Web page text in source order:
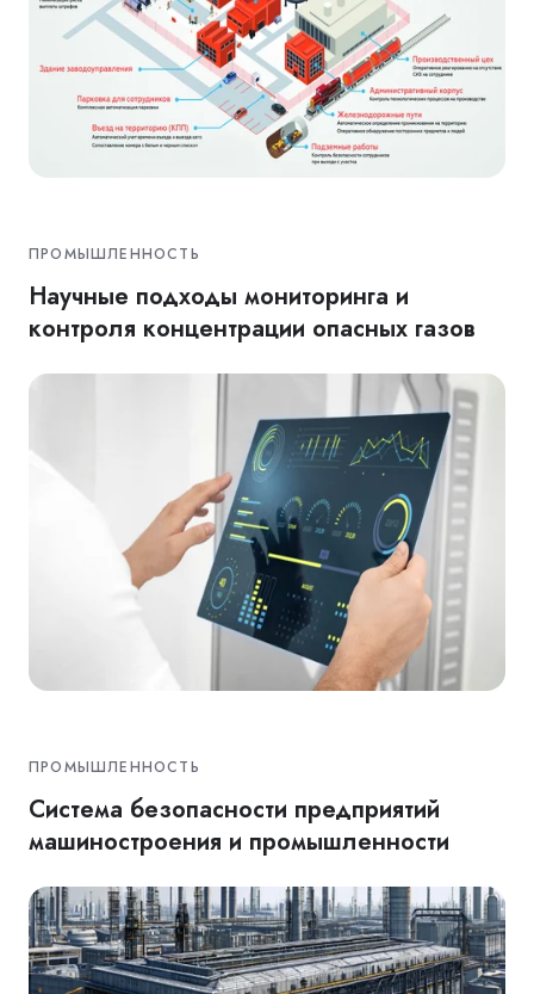
ПРОМЫШЛЕННОСТЬ
Научные подходы мониторинга и
контроля концентрации опасных газов
ПРОМЫШЛЕННОСТЬ
Система безопасности предприятий
машиностроения и промышленности